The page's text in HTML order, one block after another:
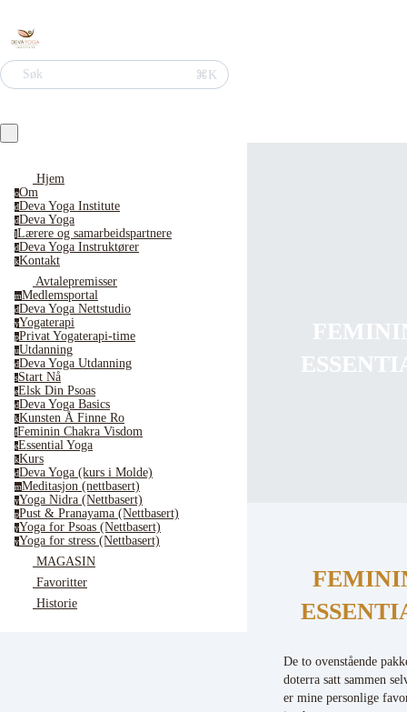
Søk ⌘K
Hjem
oOm
dDeva Yoga Institute
dDeva Yoga
lLærere og samarbeidspartnere
dDeva Yoga Instruktører
kKontakt
Avtalepremisser
mMedlemsportal
dDeva Yoga Nettstudio
yYogaterapi
pPrivat Yogaterapi-time
uUtdanning
dDeva Yoga Utdanning
sStart Nå
eElsk Din Psoas
dDeva Yoga Basics
kKunsten Å Finne Ro
fFeminin Chakra Visdom
eEssential Yoga
kKurs
dDeva Yoga (kurs i Molde)
mMeditasjon (nettbasert)
yYoga Nidra (Nettbasert)
pPust & Pranayama (Nettbasert)
yYoga for Psoas (Nettbasert)
yYoga for stress (Nettbasert)
MAGASIN
Favoritter
Historie
De to ovenstående
doterra satt sammen
er mine personlige